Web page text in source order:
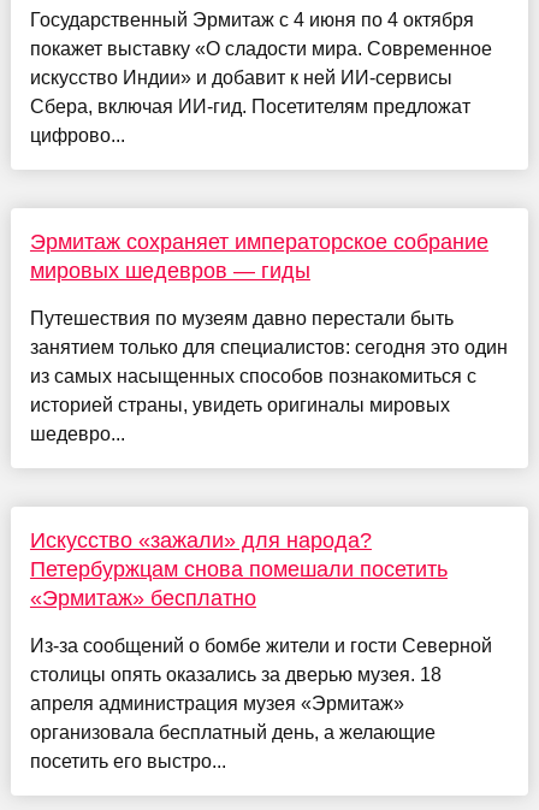
Государственный Эрмитаж с 4 июня по 4 октября
покажет выставку «О сладости мира. Современное
искусство Индии» и добавит к ней ИИ-сервисы
Сбера, включая ИИ-гид. Посетителям предложат
цифрово...
Эрмитаж сохраняет императорское собрание
мировых шедевров — гиды
Путешествия по музеям давно перестали быть
занятием только для специалистов: сегодня это один
из самых насыщенных способов познакомиться с
историей страны, увидеть оригиналы мировых
шедевро...
Искусство «зажали» для народа?
Петербуржцам снова помешали посетить
«Эрмитаж» бесплатно
Из-за сообщений о бомбе жители и гости Северной
столицы опять оказались за дверью музея. 18
апреля администрация музея «Эрмитаж»
организовала бесплатный день, а желающие
посетить его выстро...